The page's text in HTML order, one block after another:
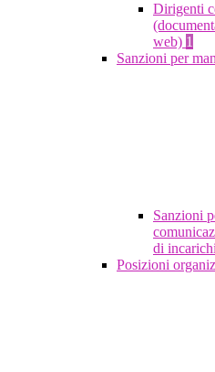
Dirigenti
web) 1
Sanzioni per
Sanzioni
di
Posizioni